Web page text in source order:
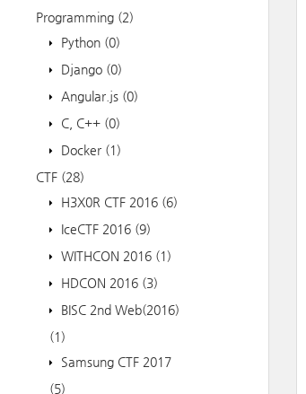
Programming (2)
Python (0)
Django (0)
Angular.js (0)
C, C++ (0)
Docker (1)
CTF (28)
H3X0R CTF 2016 (6)
IceCTF 2016 (9)
WITHCON 2016 (1)
HDCON 2016 (3)
BISC 2nd Web(2016)
(1)
Samsung CTF 2017
(5)